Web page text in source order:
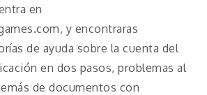
en
y encontraras
de ayuda sobre la cuenta del
en dos pasos, problemas al
de documentos con